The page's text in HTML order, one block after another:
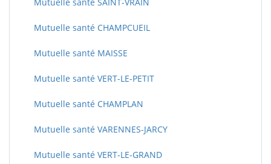
Mutuelle santé CHAMPCUEIL
Mutuelle santé MAISSE
Mutuelle santé VERT-LE-PETIT
Mutuelle santé CHAMPLAN
Mutuelle santé VARENNES-JARCY
Mutuelle santé VERT-LE-GRAND